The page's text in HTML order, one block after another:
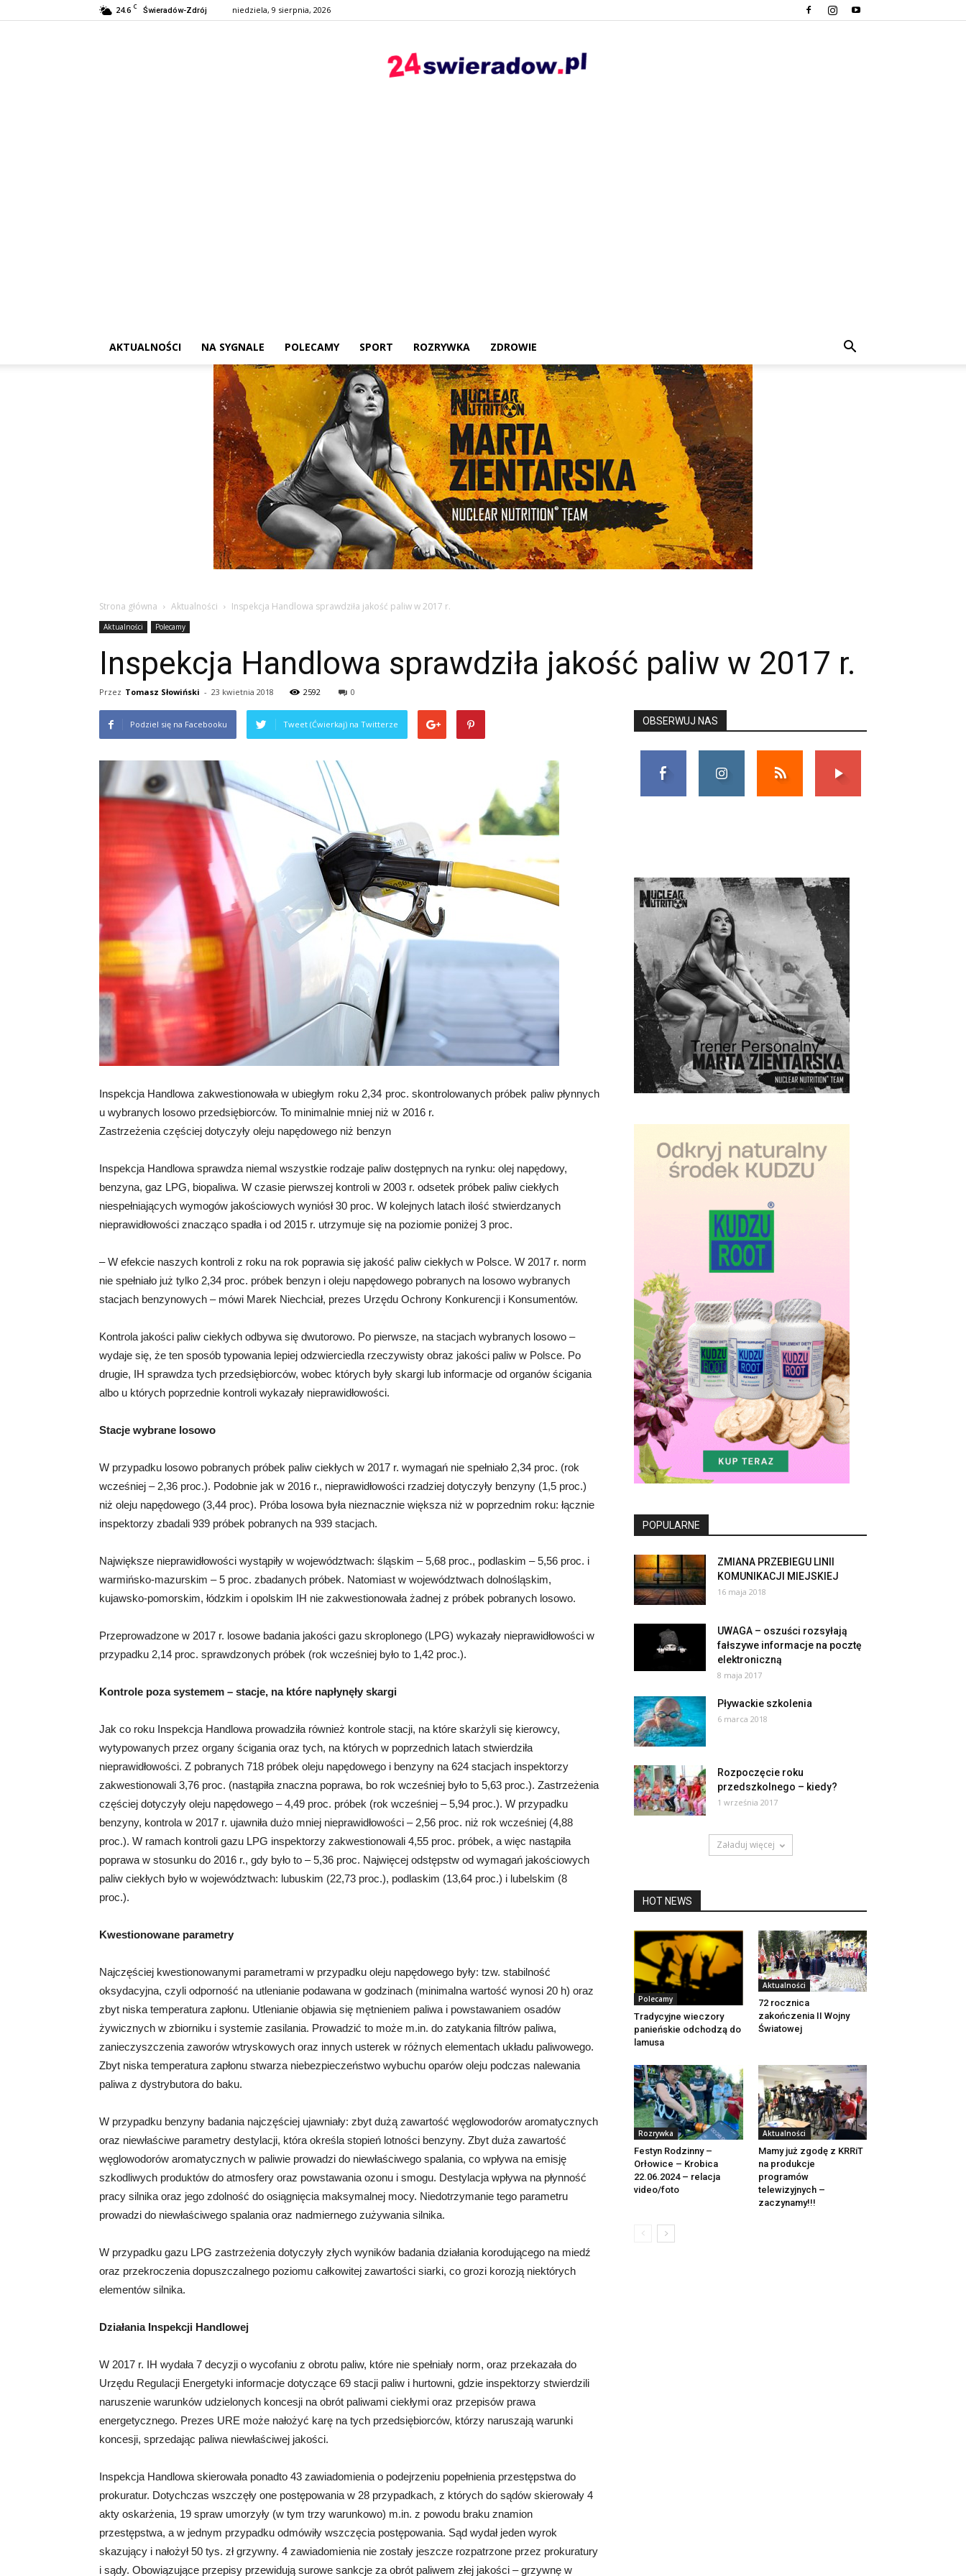
24.6 C Świeradów-Zdrój niedziela, 9 sierpnia, 2026
lokalne
źródło
AKTUALNOŚCI NA SYGNALE POLECAMY SPORT ROZRYWKA ZDROWIE
Strona główna Aktualności Inspekcja Handlowa sprawdziła jakość paliw w 2017 r.
Aktualności Polecamy
Inspekcja Handlowa sprawdziła jakość paliw w 2017 r.
Przez Tomasz Słowiński - 23 kwietnia 2018 2592 0
Podziel się na Facebooku Tweet (Ćwierkaj) na Twitterze
Inspekcja Handlowa zakwestionowała w ubiegłym roku 2,34 proc. skontrolowanych próbek paliw płynnych
u wybranych losowo przedsiębiorców. To minimalnie mniej niż w 2016 r.
Zastrzeżenia częściej dotyczyły oleju napędowego niż benzyn
Inspekcja Handlowa sprawdza niemal wszystkie rodzaje paliw dostępnych na rynku: olej napędowy,
benzyna, gaz LPG, biopaliwa. W czasie pierwszej kontroli w 2003 r. odsetek próbek paliw ciekłych
niespełniających wymogów jakościowych wyniósł 30 proc. W kolejnych latach ilość stwierdzanych
nieprawidłowości znacząco spadła i od 2015 r. utrzymuje się na poziomie poniżej 3 proc.
– W efekcie naszych kontroli z roku na rok poprawia się jakość paliw ciekłych w Polsce. W 2017 r. norm
nie spełniało już tylko 2,34 proc. próbek benzyn i oleju napędowego pobranych na losowo wybranych
stacjach benzynowych – mówi Marek Niechciał, prezes Urzędu Ochrony Konkurencji i Konsumentów.
Kontrola jakości paliw ciekłych odbywa się dwutorowo. Po pierwsze, na stacjach wybranych losowo –
wydaje się, że ten sposób typowania lepiej odzwierciedla rzeczywisty obraz jakości paliw w Polsce. Po
drugie, IH sprawdza tych przedsiębiorców, wobec których były skargi lub informacje od organów ścigania
albo u których poprzednie kontroli wykazały nieprawidłowości.
Stacje wybrane losowo
W przypadku losowo pobranych próbek paliw ciekłych w 2017 r. wymagań nie spełniało 2,34 proc. (rok
wcześniej – 2,36 proc.). Podobnie jak w 2016 r., nieprawidłowości rzadziej dotyczyły benzyny (1,5 proc.)
niż oleju napędowego (3,44 proc). Próba losowa była nieznacznie większa niż w poprzednim roku: łącznie
inspektorzy zbadali 939 próbek pobranych na 939 stacjach.
Największe nieprawidłowości wystąpiły w województwach: śląskim – 5,68 proc., podlaskim – 5,56 proc. i
warmińsko-mazurskim – 5 proc. zbadanych próbek. Natomiast w województwach dolnośląskim,
kujawsko-pomorskim, łódzkim i opolskim IH nie zakwestionowała żadnej z próbek pobranych losowo.
Przeprowadzone w 2017 r. losowe badania jakości gazu skroplonego (LPG) wykazały nieprawidłowości w
przypadku 2,14 proc. sprawdzonych próbek (rok wcześniej było to 1,42 proc.).
Kontrole poza systemem – stacje, na które napłynęły skargi
Jak co roku Inspekcja Handlowa prowadziła również kontrole stacji, na które skarżyli się kierowcy,
wytypowanych przez organy ścigania oraz tych, na których w poprzednich latach stwierdziła
nieprawidłowości. Z pobranych 718 próbek oleju napędowego i benzyny na 624 stacjach inspektorzy
zakwestionowali 3,76 proc. (nastąpiła znaczna poprawa, bo rok wcześniej było to 5,63 proc.). Zastrzeżenia
częściej dotyczyły oleju napędowego – 4,49 proc. próbek (rok wcześniej – 5,94 proc.). W przypadku
benzyny, kontrola w 2017 r. ujawniła dużo mniej nieprawidłowości – 2,56 proc. niż rok wcześniej (4,88
proc.). W ramach kontroli gazu LPG inspektorzy zakwestionowali 4,55 proc. próbek, a więc nastąpiła
poprawa w stosunku do 2016 r., gdy było to – 5,36 proc. Najwięcej odstępstw od wymagań jakościowych
paliw ciekłych było w województwach: lubuskim (22,73 proc.), podlaskim (13,64 proc.) i lubelskim (8
proc.).
Kwestionowane parametry
Najczęściej kwestionowanymi parametrami w przypadku oleju napędowego były: tzw. stabilność
oksydacyjna, czyli odporność na utlenianie podawana w godzinach (minimalna wartość wynosi 20 h) oraz
zbyt niska temperatura zapłonu. Utlenianie objawia się mętnieniem paliwa i powstawaniem osadów
żywicznych w zbiorniku i systemie zasilania. Prowadzić to może m.in. do zatykania filtrów paliwa,
zanieczyszczenia zaworów wtryskowych oraz innych usterek w różnych elementach układu paliwowego.
Zbyt niska temperatura zapłonu stwarza niebezpieczeństwo wybuchu oparów oleju podczas nalewania
paliwa z dystrybutora do baku.
W przypadku benzyny badania najczęściej ujawniały: zbyt dużą zawartość węglowodorów aromatycznych
oraz niewłaściwe parametry destylacji, która określa stopień lotności benzyny. Zbyt duża zawartość
węglowodorów aromatycznych w paliwie prowadzi do niewłaściwego spalania, co wpływa na emisję
szkodliwych produktów do atmosfery oraz powstawania ozonu i smogu. Destylacja wpływa na płynność
pracy silnika oraz jego zdolność do osiągnięcia maksymalnej mocy. Niedotrzymanie tego parametru
prowadzi do niewłaściwego spalania oraz nadmiernego zużywania silnika.
W przypadku gazu LPG zastrzeżenia dotyczyły złych wyników badania działania korodującego na miedź
oraz przekroczenia dopuszczalnego poziomu całkowitej zawartości siarki, co grozi korozją niektórych
elementów silnika.
Działania Inspekcji Handlowej
W 2017 r. IH wydała 7 decyzji o wycofaniu z obrotu paliw, które nie spełniały norm, oraz przekazała do
Urzędu Regulacji Energetyki informacje dotyczące 69 stacji paliw i hurtowni, gdzie inspektorzy stwierdzili
naruszenie warunków udzielonych koncesji na obrót paliwami ciekłymi oraz przepisów prawa
energetycznego. Prezes URE może nałożyć karę na tych przedsiębiorców, którzy naruszają warunki
koncesji, sprzedając paliwa niewłaściwej jakości.
Inspekcja Handlowa skierowała ponadto 43 zawiadomienia o podejrzeniu popełnienia przestępstwa do
prokuratur. Dotychczas wszczęły one postępowania w 28 przypadkach, z których do sądów skierowały 4
akty oskarżenia, 19 spraw umorzyły (w tym trzy warunkowo) m.in. z powodu braku znamion
przestępstwa, a w jednym przypadku odmówiły wszczęcia postępowania. Sąd wydał jeden wyrok
skazujący i nałożył 50 tys. zł grzywny. 4 zawiadomienia nie zostały jeszcze rozpatrzone przez prokuratury
i sądy. Obowiązujące przepisy przewidują surowe sankcje za obrót paliwem złej jakości – grzywnę w
OBSERWUJ NAS
POPULARNE
ZMIANA PRZEBIEGU LINII
KOMUNIKACJI MIEJSKIEJ
16 maja 2018
UWAGA – oszuści rozsyłają
fałszywe informacje na pocztę
elektroniczną
8 maja 2017
Pływackie szkolenia
6 marca 2018
Rozpoczęcie roku
przedszkolnego – kiedy?
1 września 2017
Załaduj więcej
HOT NEWS
Polecamy
Tradycyjne wieczory
panieńskie odchodzą do
lamusa
Aktualności
72 rocznica
zakończenia II Wojny
Światowej
Rozrywka
Festyn Rodzinny –
Orłowice – Krobica
22.06.2024 – relacja
video/foto
Aktualności
Mamy już zgodę z KRRiT
na produkcje
programów
telewizyjnych –
zaczynamy!!!